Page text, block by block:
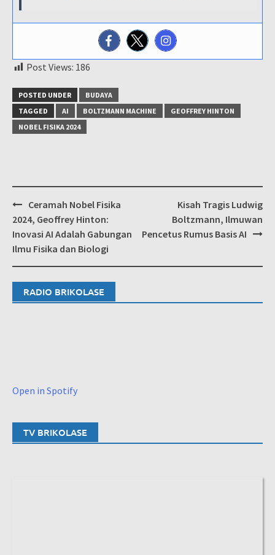
Post Views: 186
POSTED UNDER
BUDAYA
TAGGED
AI BOLTZMANN MACHINE
GEOFFREY HINTON
NOBEL FISIKA 2024
Post
navigation
Ceramah Nobel Fisika
2024, Geoffrey Hinton:
Inovasi AI Adalah Gabungan
Ilmu Fisika dan Biologi
Kisah Tragis Ludwig
Boltzmann, Ilmuwan
Pencetus Rumus Basis AI
RADIO BRIKOLASE
Open in Spotify
TV BRIKOLASE